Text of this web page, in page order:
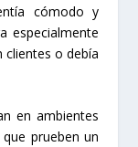
cómodo y
especialmente
o debía
en ambientes
prueben un